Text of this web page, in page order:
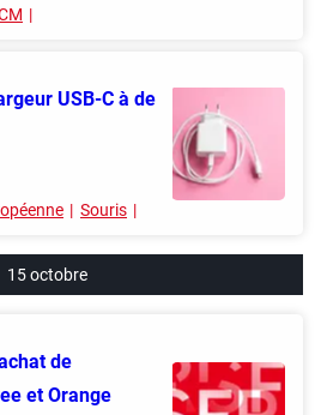
USB-C à de
Souris
15 octobre
de
et Orange